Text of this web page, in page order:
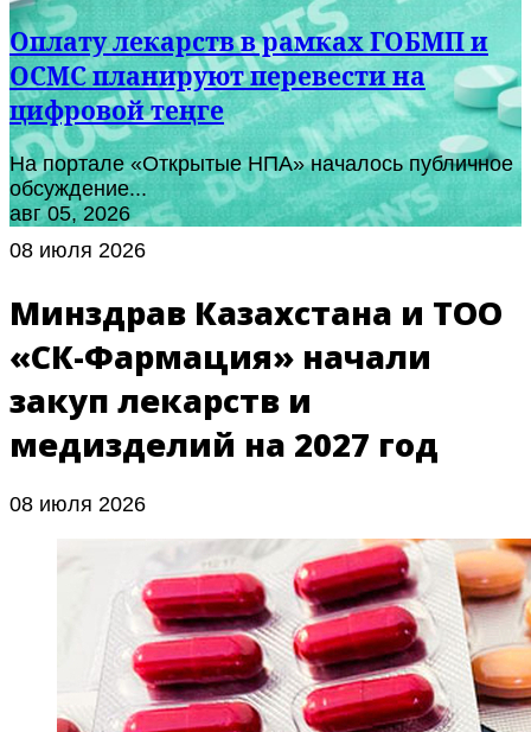
Оплату лекарств в рамках ГОБМП и
ОСМС планируют перевести на
цифровой теңге
На портале «Открытые НПА» началось публичное
обсуждение...
авг 05, 2026
08 июля 2026
Минздрав Казахстана и ТОО
«СК-Фармация» начали
закуп лекарств и
медизделий на 2027 год
08 июля 2026